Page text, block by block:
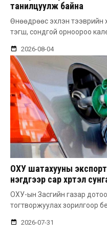
танилцуулж байна
Өнөөдрөөс эхлэн тээврийн
тэгш, сондгой орноороо
2026-08-04
ОХУ шатахууны
нэгдүгээр сар хүртэл
ОХУ-ын Засгийн газар
тогтворжуулах зорилгоор
2026-07-31